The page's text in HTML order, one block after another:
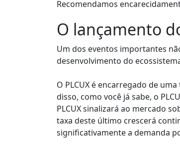
Recomendamos
O lançamento
Um dos eventos importantes
desenvolvimento do
O PLCUX é encarregado de
disso, como você já sabe, o
PLCUX sinalizará ao mercado
taxa deste último crescerá
significativamente a demanda